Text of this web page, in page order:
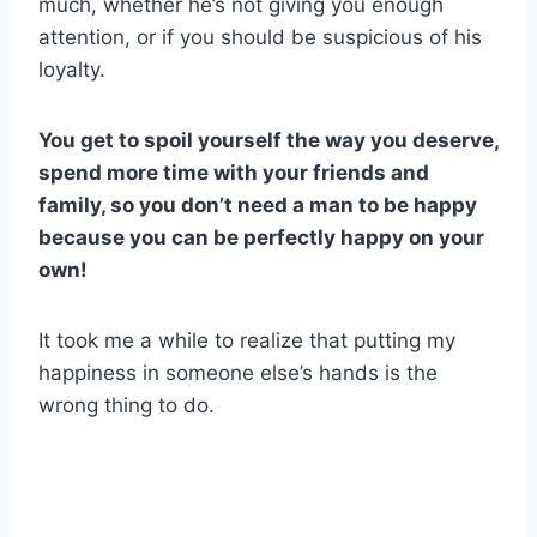
much, whether he’s not giving you enough
attention, or if you should be suspicious of his
loyalty.
You get to spoil yourself the way you deserve,
spend more time with your friends and
family, so you don’t need a man to be happy
because you can be perfectly happy on your
own!
It took me a while to realize that putting my
happiness in someone else’s hands is the
wrong thing to do.